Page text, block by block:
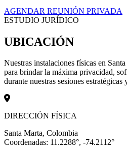
AGENDAR REUNIÓN PRIVADA
ESTUDIO JURÍDICO
UBICACIÓN
Nuestras instalaciones físicas en
para brindar la máxima privacidad,
durante nuestras sesiones
DIRECCIÓN FÍSICA
Santa Marta, Colombia
Coordenadas: 11.2288°, -74.2112°